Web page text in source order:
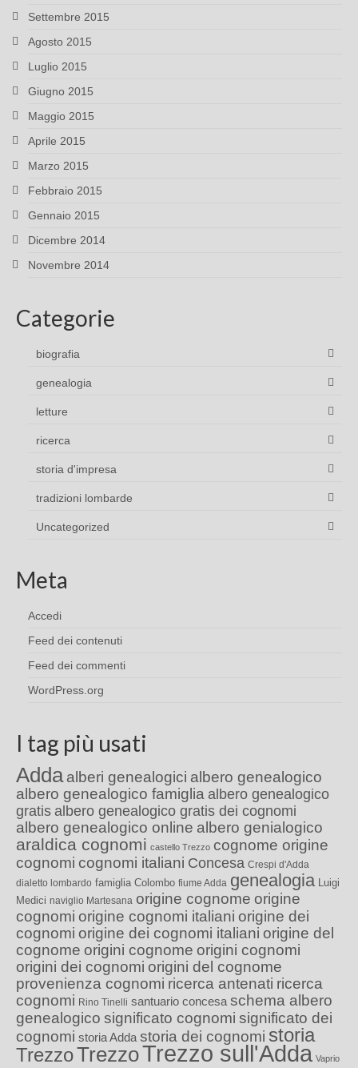
Settembre 2015
Agosto 2015
Luglio 2015
Giugno 2015
Maggio 2015
Aprile 2015
Marzo 2015
Febbraio 2015
Gennaio 2015
Dicembre 2014
Novembre 2014
Categorie
biografia
genealogia
letture
ricerca
storia d'impresa
tradizioni lombarde
Uncategorized
Meta
Accedi
Feed dei contenuti
Feed dei commenti
WordPress.org
I tag più usati
Adda alberi genealogici albero genealogico
albero genealogico famiglia albero genealogico
gratis albero genealogico gratis dei cognomi
albero genealogico online albero genialogico
araldica cognomi castello Trezzo cognome origine
cognomi cognomi italiani Concesa Crespi d'Adda
dialetto lombardo famiglia Colombo fiume Adda genealogia Luigi
Medici naviglio Martesana origine cognome origine
cognomi origine cognomi italiani origine dei
cognomi origine dei cognomi italiani origine del
cognome origini cognome origini cognomi
origini dei cognomi origini del cognome
provenienza cognomi ricerca antenati ricerca
cognomi Rino Tinelli santuario concesa schema albero
genealogico significato cognomi significato dei
cognomi storia Adda storia dei cognomi storia
TrezzoTrezzoTrezzo sull'Adda Vaprio